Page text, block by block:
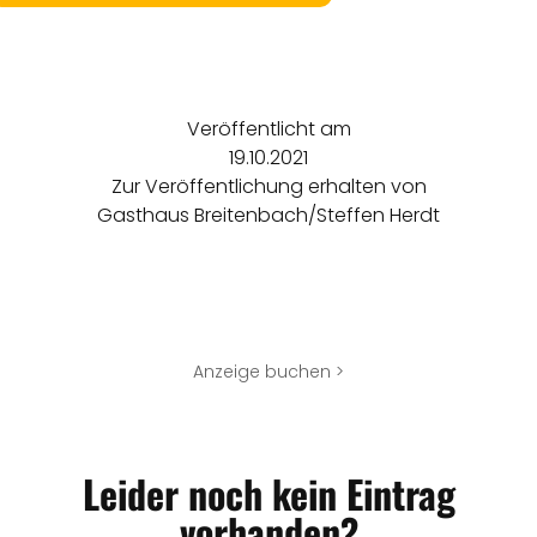
Veröffentlicht am
19.10.2021
Zur Veröffentlichung erhalten von
Gasthaus Breitenbach/Steffen Herdt
Anzeige buchen >
Leider noch kein Eintrag